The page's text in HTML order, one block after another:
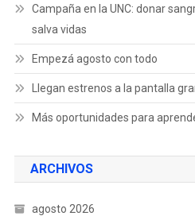
Campaña en la UNC: donar
salva vidas
Empezá agosto con todo
Llegan estrenos a la pantalla
Más oportunidades para
ARCHIVOS
agosto 2026